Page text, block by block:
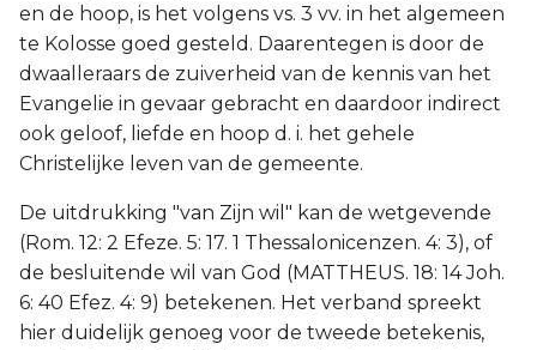
en de hoop, is het volgens vs. 3 vv. in het algemeen
te Kolosse goed gesteld. Daarentegen is door de
dwaalleraars de zuiverheid van de kennis van het
Evangelie in gevaar gebracht en daardoor indirect
ook geloof, liefde en hoop d. i. het gehele
Christelijke leven van de gemeente.
De uitdrukking "van Zijn wil" kan de wetgevende
(Rom. 12: 2 Efeze. 5: 17. 1 Thessalonicenzen. 4: 3), of
de besluitende wil van God (MATTHEUS. 18: 14 Joh.
6: 40 Efez. 4: 9) betekenen. Het verband spreekt
hier duidelijk genoeg voor de tweede betekenis,